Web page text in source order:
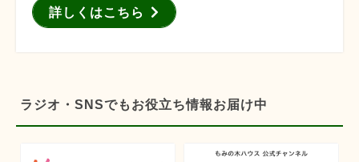
詳しくはこちら
ラジオ・SNSでもお役立ち情報お届け中